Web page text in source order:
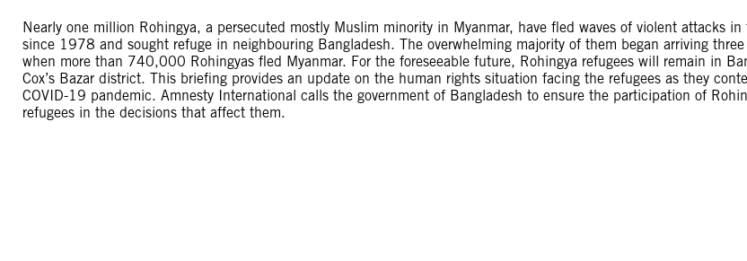
Nearly one million Rohingya, a persecuted mostly Muslim minority in Myanmar, have fled waves of violent attacks
since 1978 and sought refuge in neighbouring Bangladesh. The overwhelming majority of them began arriving three
when more than 740,000 Rohingyas fled Myanmar. For the foreseeable future, Rohingya refugees will remain in
Cox’s Bazar district. This briefing provides an update on the human rights situation facing the refugees as they
COVID-19 pandemic. Amnesty International calls the government of Bangladesh to ensure the participation of
refugees in the decisions that affect them.